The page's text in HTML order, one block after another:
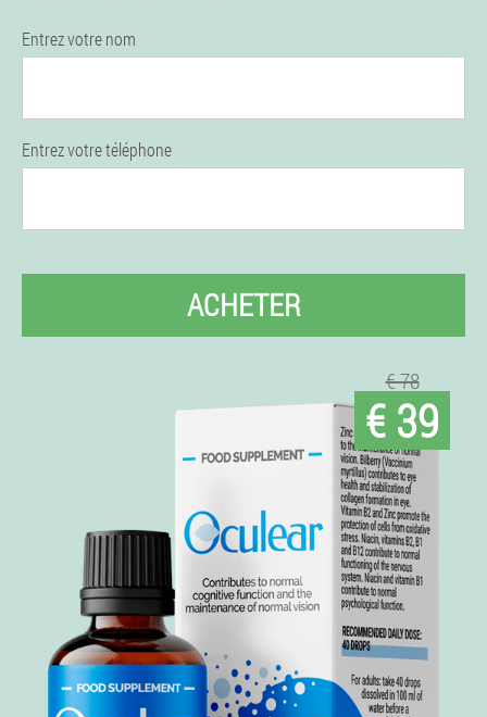
Entrez votre nom
Entrez votre téléphone
ACHETER
€ 78
€ 39